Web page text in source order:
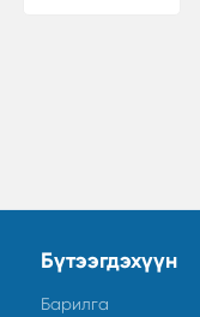
Бүтээгдэхүүн
Барилга